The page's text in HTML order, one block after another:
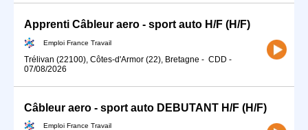
Apprenti Câbleur aero - sport auto H/F (H/F)
Emploi France Travail
Trélivan (22100), Côtes-d'Armor (22), Bretagne - CDD -
07/08/2026
Câbleur aero - sport auto DEBUTANT H/F (H/F)
Emploi France Travail